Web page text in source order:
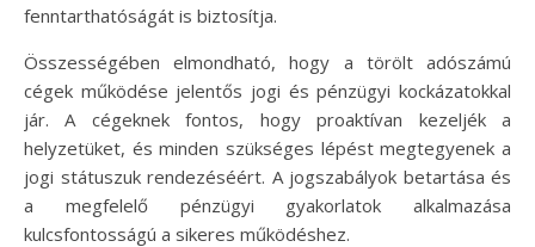
fenntarthatóságát is biztosítja.
Összességében elmondható, hogy a törölt adószámú
cégek működése jelentős jogi és pénzügyi kockázatokkal
jár. A cégeknek fontos, hogy proaktívan kezeljék a
helyzetüket, és minden szükséges lépést megtegyenek a
jogi státuszuk rendezéséért. A jogszabályok betartása és
a megfelelő pénzügyi gyakorlatok alkalmazása
kulcsfontosságú a sikeres működéshez.